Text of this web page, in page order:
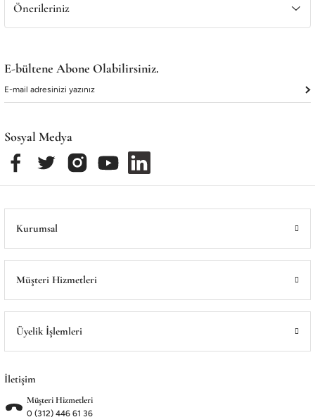
Önerileriniz
E-bültene Abone Olabilirsiniz.
Sosyal Medya
Kurumsal
Müşteri Hizmetleri
Üyelik İşlemleri
İletişim
Müşteri Hizmetleri
0 (312) 446 61 36